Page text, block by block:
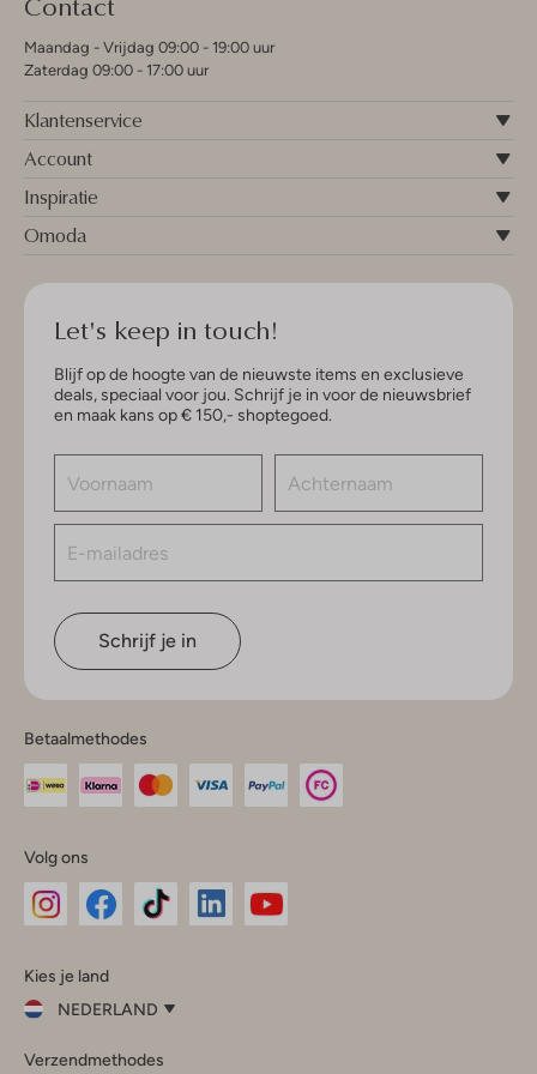
Maandag - Vrijdag 09:00 - 19:00 uur
Zaterdag 09:00 - 17:00 uur
Klantenservice
Account
Inspiratie
Omoda
Let's keep in touch!
Blijf op de hoogte van de nieuwste items en exclusieve
deals, speciaal voor jou. Schrijf je in voor de nieuwsbrief
en maak kans op € 150,- shoptegoed.
Schrijf je in
Betaalmethodes
Volg ons
InstagramFacebook
Kies je land
NEDERLAND
je
Verzendmethodes